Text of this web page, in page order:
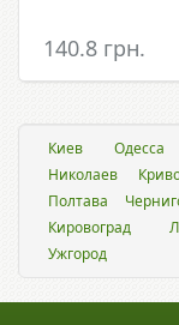
140.8 грн.
Киев Одесса
Николаев
Полтава
Кировоград
Ужгород